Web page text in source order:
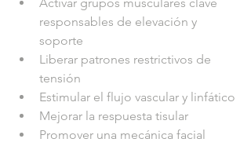
responsables de elevación y
soporte
Liberar patrones restrictivos de
tensión
Estimular el flujo vascular y linfático
Mejorar la respuesta tisular
Promover una mecánica facial